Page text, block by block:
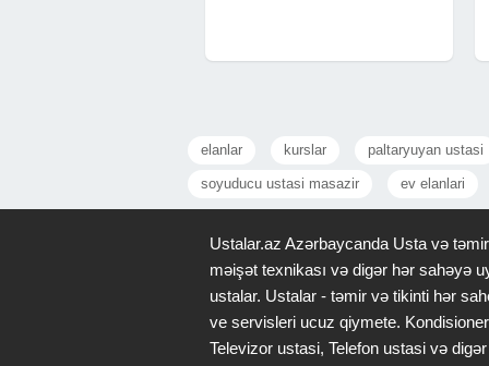
elanlar kurslar paltaryuyan ustasi
soyuducu ustasi masazir ev elanlari
Ustalar.az Azərbaycanda Usta və
məişət texnikası və digər hər sahəyə
ustalar. Ustalar - təmir və tikinti hər
ve servisleri ucuz qiymete.
Televizor ustasi, Telefon ustasi və